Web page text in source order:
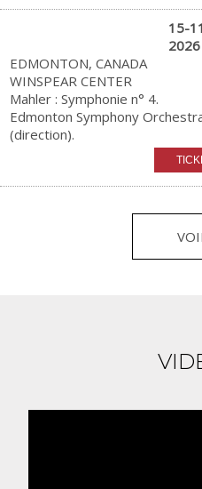
15-
2026
EDMONTON, CANADA
WINSPEAR CENTER
Mahler : Symphonie n° 4.
Edmonton Symphony
(direction).